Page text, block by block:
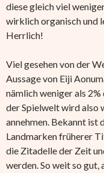
diese gleich viel
wirklich organisch und
Herrlich!
Viel gesehen von der
Aussage von Eiji
nämlich weniger als
der Spielwelt wird also
annehmen. Bekannt ist
Landmarken früherer
die Zitadelle der Zeit
werden. So weit so